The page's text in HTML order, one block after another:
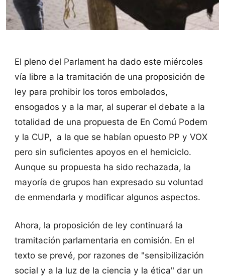
El pleno del Parlament ha dado este miércoles
vía libre a la tramitación de una proposición de
ley para prohibir los toros embolados,
ensogados y a la mar, al superar el debate a la
totalidad de una propuesta de En Comú Podem
y la CUP, a la que se habían opuesto PP y VOX
pero sin suficientes apoyos en el hemiciclo.
Aunque su propuesta ha sido rechazada, la
mayoría de grupos han expresado su voluntad
de enmendarla y modificar algunos aspectos.
Ahora, la proposición de ley continuará la
tramitación parlamentaria en comisión. En el
texto se prevé, por razones de "sensibilización
social y a la luz de la ciencia y la ética" dar un